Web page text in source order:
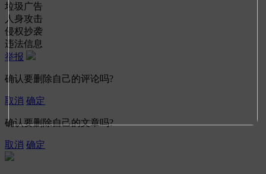
垃圾广告
人身攻击
侵权抄袭
违法信息
举报
确认要删除自己的评论吗?
取消 确定
确认要删除自己的文章吗?
取消 确定